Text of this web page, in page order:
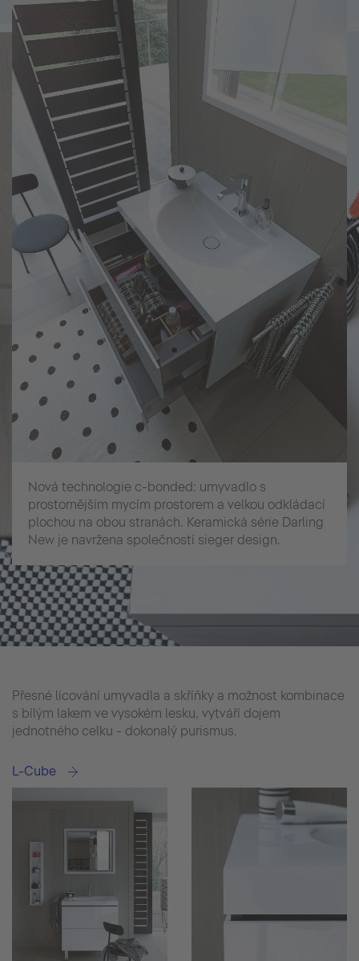
Nová technologie c-bonded: umyvadlo s
prostornějším mycím prostorem a velkou odkládací
plochou na obou stranách. Keramická série Darling
New je navržena společností sieger design.
Přesné lícování umyvadla a skříňky a možnost kombinace
s bílým lakem ve vysokém lesku, vytváří dojem
jednotného celku - dokonalý purismus.
L-Cube